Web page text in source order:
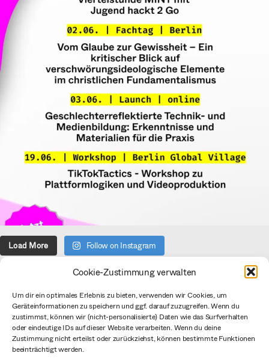
Cookie-Zustimmung verwalten
Um dir ein optimales Erlebnis zu bieten, verwenden wir Cookies, um
Geräteinformationen zu speichern und ggf. darauf zuzugreifen. Wenn du
zustimmst, können wir (nicht-personalisierte) Daten wie das Surfverhalten
oder eindeutige IDs auf dieser Website verarbeiten. Wenn du deine
Zustimmung nicht erteilst oder zurückziehst, können bestimmte Funktionen
beeinträchtigt werden.
Load More Follow on Instagram
Über uns
Verein
Datenschutzerklärung
Impressum